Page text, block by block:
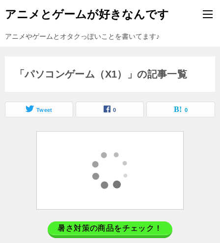
アニメとゲームが好きなんです
アニメやゲームとオタクっぽいことを書いてます♪
「パソコンゲーム（X1）」の記事一覧
Tweet 0 0
暑さ対策の商品をチェック！